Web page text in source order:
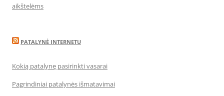
aikštelėms
PATALYNĖ INTERNETU
Kokią patalynę pasirinkti vasarai
Pagrindiniai patalynės išmatavimai